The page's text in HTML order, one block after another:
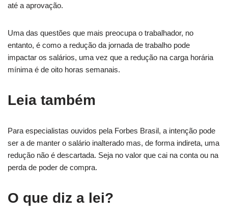
até a aprovação.
Uma das questões que mais preocupa o trabalhador, no
entanto, é como a redução da jornada de trabalho pode
impactar os salários, uma vez que a redução na carga horária
mínima é de oito horas semanais.
Leia também
Para especialistas ouvidos pela Forbes Brasil, a intenção pode
ser a de manter o salário inalterado mas, de forma indireta, uma
redução não é descartada. Seja no valor que cai na conta ou na
perda de poder de compra.
O que diz a lei?